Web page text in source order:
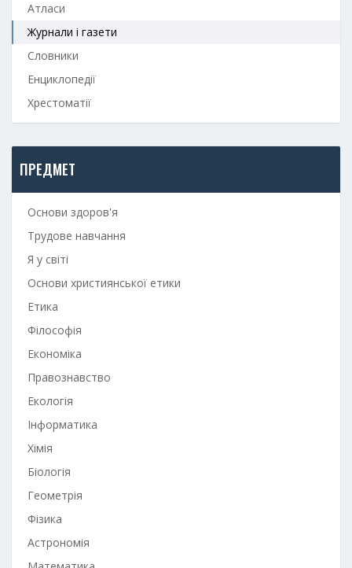
Атласи
Журнали і газети
Словники
Енциклопедії
Хрестоматії
ПРЕДМЕТ
Основи здоров'я
Трудове навчання
Я у світі
Основи християнської етики
Етика
Філософія
Економіка
Правознавство
Екологія
Інформатика
Хімія
Біологія
Геометрія
Фізика
Астрономія